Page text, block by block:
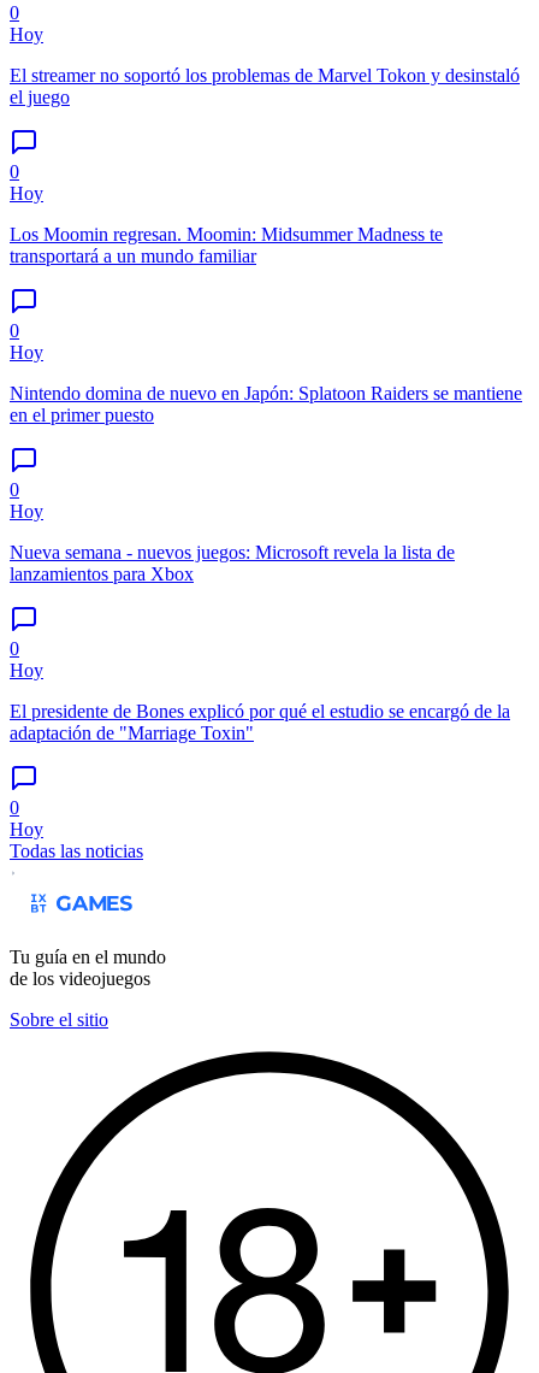
0
Hoy
El streamer no soportó los problemas de Marvel Tokon y desinstaló
el juego
0
Hoy
Los Moomin regresan. Moomin: Midsummer Madness te
transportará a un mundo familiar
0
Hoy
Nintendo domina de nuevo en Japón: Splatoon Raiders se mantiene
en el primer puesto
0
Hoy
Nueva semana - nuevos juegos: Microsoft revela la lista de
lanzamientos para Xbox
0
Hoy
El presidente de Bones explicó por qué el estudio se encargó de la
adaptación de "Marriage Toxin"
0
Hoy
Todas las noticias
Tu guía en el mundo
de los videojuegos
Sobre el sitio